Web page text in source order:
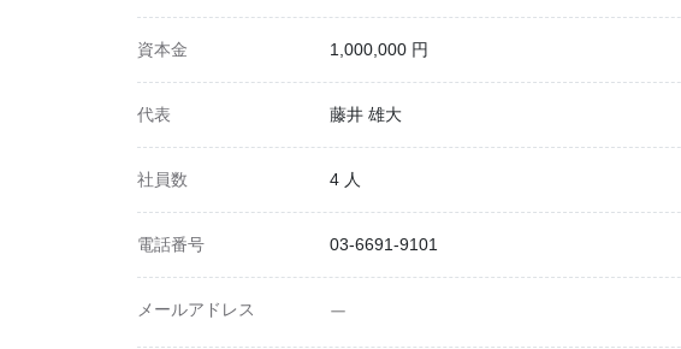
資本金 1,000,000 円
代表 藤井 雄大
社員数 4 人
電話番号 03-6691-9101
メールアドレス ー